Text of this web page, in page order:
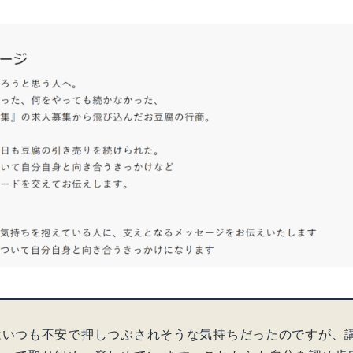
つも不安で押しつぶされそうな気持ちだったのですが、